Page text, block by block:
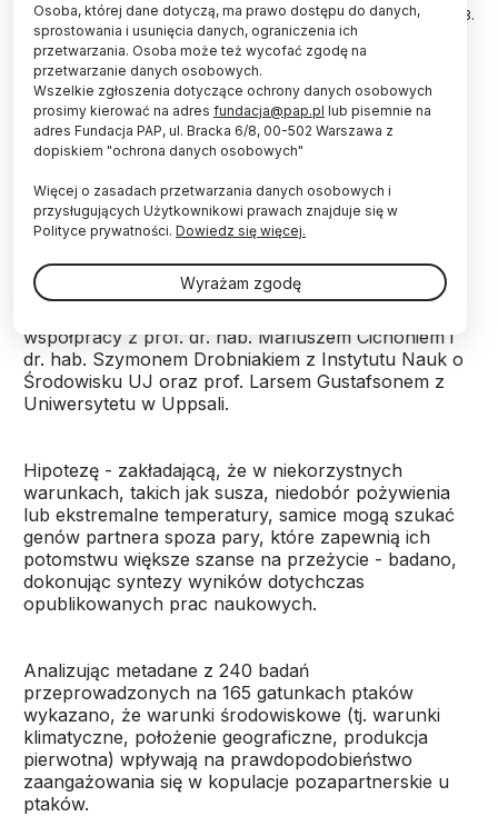
Szwecji, Haemig widywał w restauracjach i kawiarniach tylko 13.
Nigdy nie pojawiły się na przykład sikory modre, które tak
chętnie korzystają z ogrodowych karmników. PAP/Tomasz
Waszczuk
Samice sikory modrej częściej posiadały
potomstwo spoza pary, gdy doświadczały dużych
wahań temperatury powietrza – wynika z badań
polskich naukowców.
występowania kopulacji pozapartnerskich u ptaków
bada dr hab. Aneta Arct z Instytutu Nauk o
współpracy z prof. dr. hab. Mariuszem Cichoniem i
dr. hab. Szymonem Drobniakiem z Instytutu Nauk o
Środowisku UJ oraz prof. Larsem Gustafsonem z
Uniwersytetu w Uppsali.
Hipotezę - zakładającą, że w niekorzystnych
warunkach, takich jak susza, niedobór pożywienia
lub ekstremalne temperatury, samice mogą szukać
genów partnera spoza pary, które zapewnią ich
potomstwu większe szanse na przeżycie - badano,
dokonując syntezy wyników dotychczas
opublikowanych prac naukowych.
Analizując metadane z 240 badań
przeprowadzonych na 165 gatunkach ptaków
wykazano, że warunki środowiskowe (tj. warunki
klimatyczne, położenie geograficzne, produkcja
pierwotna) wpływają na prawdopodobieństwo
zaangażowania się w kopulacje pozapartnerskie u
ptaków.
Osoba, której dane dotyczą, ma prawo dostępu do danych,
sprostowania i usunięcia danych, ograniczenia ich
przetwarzania. Osoba może też wycofać zgodę na
przetwarzanie danych osobowych.
Wszelkie zgłoszenia dotyczące ochrony danych osobowych
prosimy kierować na adres fundacja@pap.pl lub pisemnie na
adres Fundacja PAP, ul. Bracka 6/8, 00-502 Warszawa z
dopiskiem "ochrona danych osobowych"
Więcej o zasadach przetwarzania danych osobowych i
przysługujących Użytkownikowi prawach znajduje się w
Polityce prywatności. Dowiedz się więcej.
Wyrażam zgodę